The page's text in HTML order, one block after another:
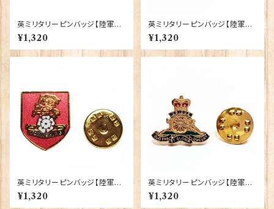
英ミリタリーピンバッジ【陸軍=R
oyal Cypher Standard Fla
¥1,320
英ミリタリーピンバッジ【陸軍=B
ritish Army】Tradition 9004
3-M099
¥1,320
英ミリタリーピンバッジ【陸軍=Y
orkshire Regiment】Traditi
on 90043-M082
¥1,320
英ミリタリーピンバッジ【陸軍=T
he Royal Regiment of Artill
ery】Tradition 90043-M09
¥1,320